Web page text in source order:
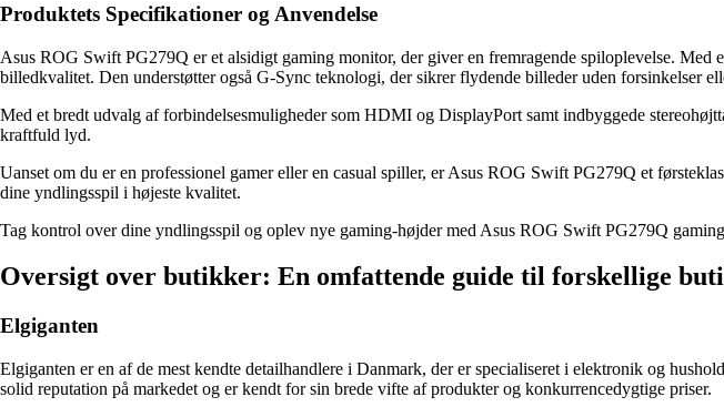
Produktets Specifikationer og Anvendelse
Asus ROG Swift PG279Q er et alsidigt gaming monitor, der giver en fremragende spiloplevelse.
billedkvalitet. Den understøtter også G-Sync teknologi, der sikrer flydende billeder uden forsinkelser
Med et bredt udvalg af forbindelsesmuligheder som HDMI og DisplayPort samt indbyggede
kraftfuld lyd.
Uanset om du er en professionel gamer eller en casual spiller, er Asus ROG Swift PG279Q et
dine yndlingsspil i højeste kvalitet.
Tag kontrol over dine yndlingsspil og oplev nye gaming-højder med Asus ROG Swift PG279Q
Oversigt over butikker: En omfattende guide til forskellige
Elgiganten
Elgiganten er en af de mest kendte detailhandlere i Danmark, der er specialiseret i elektronik og
solid reputation på markedet og er kendt for sin brede vifte af produkter og konkurrencedygtige priser.